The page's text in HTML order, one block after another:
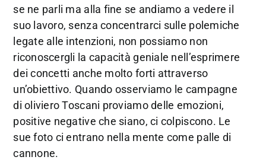
se ne parli ma alla fine se andiamo a vedere il
suo lavoro, senza concentrarci sulle polemiche
legate alle intenzioni, non possiamo non
riconoscergli la capacità geniale nell’esprimere
dei concetti anche molto forti attraverso
un’obiettivo. Quando osserviamo le campagne
di oliviero Toscani proviamo delle emozioni,
positive negative che siano, ci colpiscono. Le
sue foto ci entrano nella mente come palle di
cannone.